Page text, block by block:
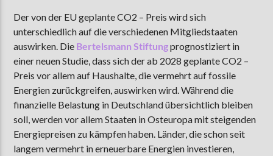
WILLST DU
DILLA X EMI X
AKTUELLE SENDUNG
LIVE VON DER AUSZÄHLUNG
09:00 12:00
Der von der EU geplante CO2 – Preis wird sich
unterschiedlich auf die verschiedenen Mitgliedstaaten
auswirken. Die Bertelsmann Stiftungprognostiziert in
einer neuen Studie, dass sich der ab 2028 geplante CO2 –
Preis vor allem auf Haushalte, die vermehrt auf fossile
Energien zurückgreifen, auswirken wird. Während die
finanzielle Belastung in Deutschland übersichtlich bleiben
soll, werden vor allem Staaten in Osteuropa mit steigenden
Energiepreisen zu kämpfen haben. Länder, die schon seit
langem vermehrt in erneuerbare Energien investieren,